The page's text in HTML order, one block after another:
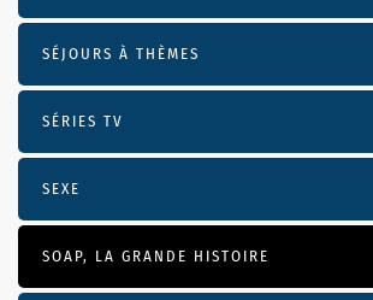
SÉJOURS À THÈMES
SÉRIES TV
SEXE
SOAP, LA GRANDE HISTOIRE